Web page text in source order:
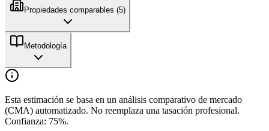
Propiedades comparables (5)
Metodología
Esta estimación se basa en un análisis comparativo de mercado
(CMA) automatizado. No reemplaza una tasación profesional.
Confianza: 75%.